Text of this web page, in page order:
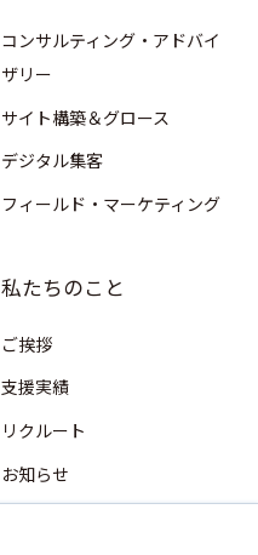
コンサルティング・アドバイ
ザリー
サイト構築＆グロース
デジタル集客
フィールド・マーケティング
私たちのこと
ご挨拶
支援実績
リクルート
お知らせ